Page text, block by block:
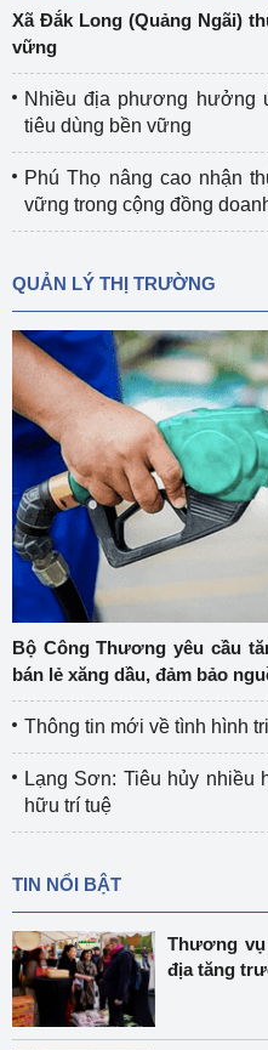
Xã Đắk Long (Quảng Ngãi)
vững
Nhiều địa phương hưởng
tiêu dùng bền vững
Phú Thọ nâng cao nhận
vững trong cộng đồng
QUẢN LÝ THỊ TRƯỜNG
Bộ Công Thương yêu cầu
bán lẻ xăng dầu, đảm bảo
Thông tin mới về tình hình
Lạng Sơn: Tiêu hủy nhiều
hữu trí tuệ
TIN NỔI BẬT
Thương
địa tăng